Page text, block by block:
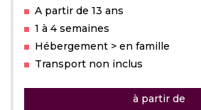
A partir de 13 ans
1 à 4 semaines
Hébergement > en famille
Transport non inclus
à partir de